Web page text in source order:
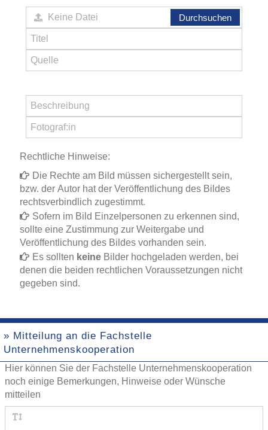
Durchsuchen
Rechtliche Hinweise:
Die Rechte am Bild müssen sichergestellt sein,
bzw. der Autor hat der Veröffentlichung des Bildes
rechtsverbindlich zugestimmt.
Sofern im Bild Einzelpersonen zu erkennen sind,
sollte eine Zustimmung zur Weitergabe und
Veröffentlichung des Bildes vorhanden sein.
Es sollten keine Bilder hochgeladen werden, bei
denen die beiden rechtlichen Voraussetzungen nicht
gegeben sind.
» Mitteilung an die Fachstelle
Unternehmenskooperation
Hier können Sie der Fachstelle Unternehmenskooperation
noch einige Bemerkungen, Hinweise oder Wünsche
mitteilen